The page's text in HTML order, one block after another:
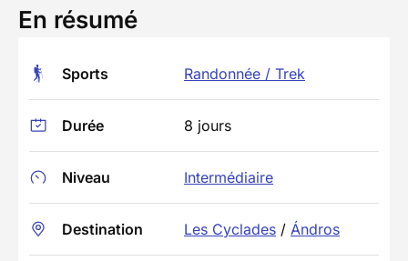
En résumé
Sports Randonnée / Trek
Durée 8 jours
Niveau Intermédiaire
Destination Les Cyclades / Ándros